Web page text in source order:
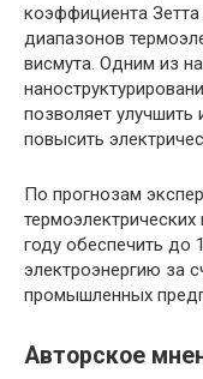
коэффициента
диапазонов
висмута. Одним из
позволяет улучшить
повысить
По прогнозам
году обеспечить до
электроэнергию за
промышленных
Авторское